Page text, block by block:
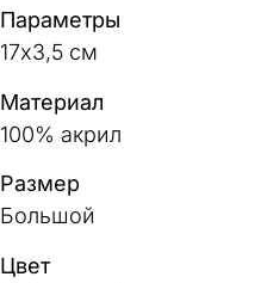
Параметры
17х3,5 см
Материал
100% акрил
Размер
Большой
Цвет